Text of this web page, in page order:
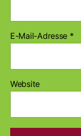
E-Mail-Adresse *
Website